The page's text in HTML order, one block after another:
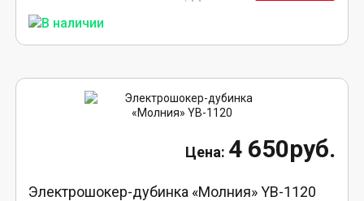
4 650руб.
Электрошокер-дубинка «Молния» YB-1120